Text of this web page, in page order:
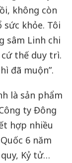
không còn
khỏe. Tôi
sâm Linh chi
thế duy trì.
đã muộn”.
là sản phẩm
ty Đông
hợp nhiều
6 năm
Kỷ tử…